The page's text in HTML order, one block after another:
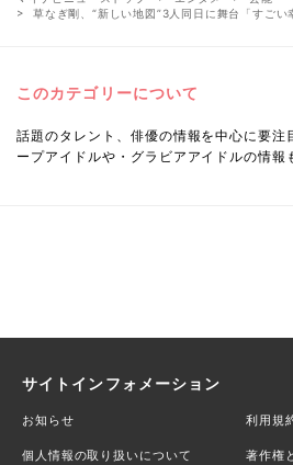
草なぎ剛、“新しい地図”3人同日に舞台「すご
このカテゴリーについて
話題のタレント、俳優の情報を中心に要
ープアイドルや・グラビアアイドルの情報
サイトインフォメーション
お知らせ 利用規
個人情報の取り扱いについて 著作権